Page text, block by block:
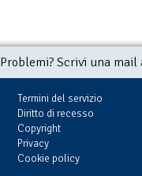
Problemi? Scrivi una
Termini del servizio
Diritto di recesso
Copyright
Privacy
Cookie policy